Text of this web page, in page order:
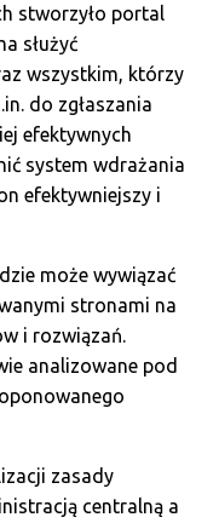
stworzyło portal
służyć
wszystkim, którzy
do zgłaszania
efektywnych
system wdrażania
efektywniejszy i
może wywiązać
stronami na
i rozwiązań.
analizowane pod
zasady
centralną a